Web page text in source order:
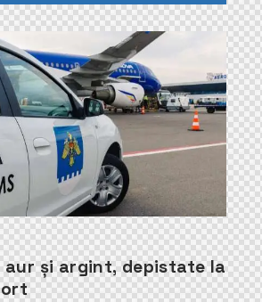
aur și argint, depistate la